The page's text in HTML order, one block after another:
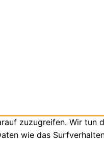
zuzugreifen. Wir tun
wie das